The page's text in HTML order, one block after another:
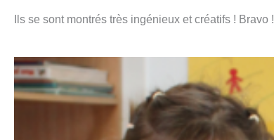
Ils se sont montrés très ingénieux et créatifs ! Bravo !